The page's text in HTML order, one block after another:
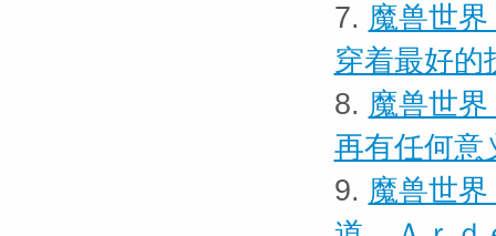
7. 魔兽世
穿着最好的
8. 魔兽世
再有任何意
9. 魔兽世